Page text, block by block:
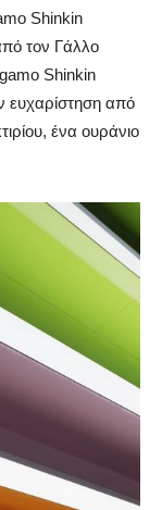
Shinkin
τον Γάλλο
Shinkin
ευχαρίστηση από
ένα ουράνιο